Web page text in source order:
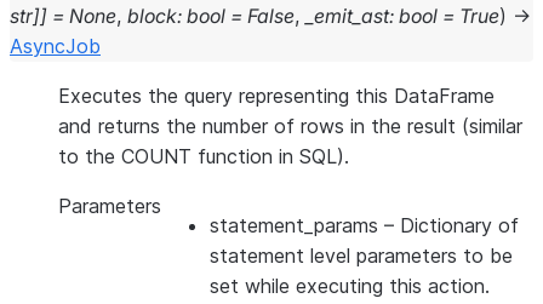
str]] = None, block: bool = False, _emit_ast: bool = True) →
AsyncJob
Executes the query representing this DataFrame
and returns the number of rows in the result (similar
to the COUNT function in SQL).
Parameters
statement_params – Dictionary of
statement level parameters to be
set while executing this action.